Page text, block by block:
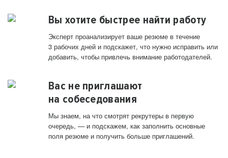
Вы хотите быстрее найти работу
Эксперт проанализирует ваше резюме в течение
3 рабочих дней и подскажет, что нужно исправить или
добавить, чтобы привлечь внимание работодателей.
Вас не приглашают
на собеседования
Мы знаем, на что смотрят рекрутеры в первую
очередь, — и подскажем, как заполнить основные
поля резюме и получить больше приглашений.